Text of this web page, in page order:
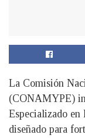
La Comisión
(CONAMYPE)
Especializado
diseñado para